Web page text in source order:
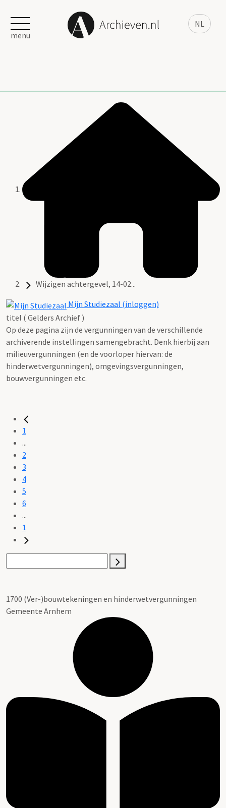
NL
menu
Wijzigen achtergevel, 14-02...
Mijn Studiezaal (inloggen)
titel ( Gelders Archief )
Op deze pagina zijn de vergunningen van de verschillende
archiverende instellingen samengebracht. Denk hierbij aan
milieuvergunningen (en de voorloper hiervan: de
hinderwetvergunningen), omgevingsvergunningen,
bouwvergunningen etc.
1
...
2
3
4
5
6
...
1
1700 (Ver-)bouwtekeningen en hinderwetvergunningen
Gemeente Arnhem